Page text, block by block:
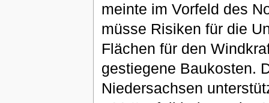
meinte im Vorfeld des
müsse Risiken für die
Flächen für den
gestiegene Baukosten.
Niedersachsen